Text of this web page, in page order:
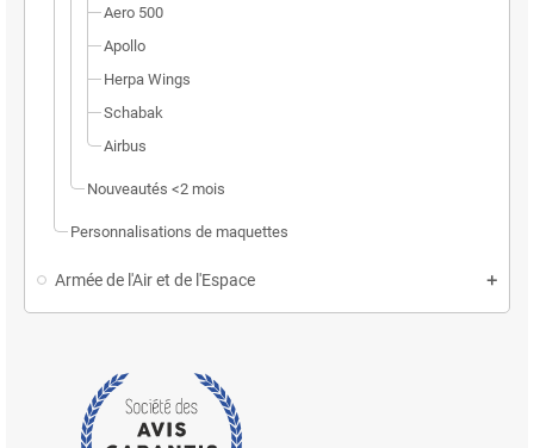
Aero 500
Apollo
Herpa Wings
Schabak
Airbus
Nouveautés <2 mois
Personnalisations de maquettes
Armée de l'Air et de l'Espace